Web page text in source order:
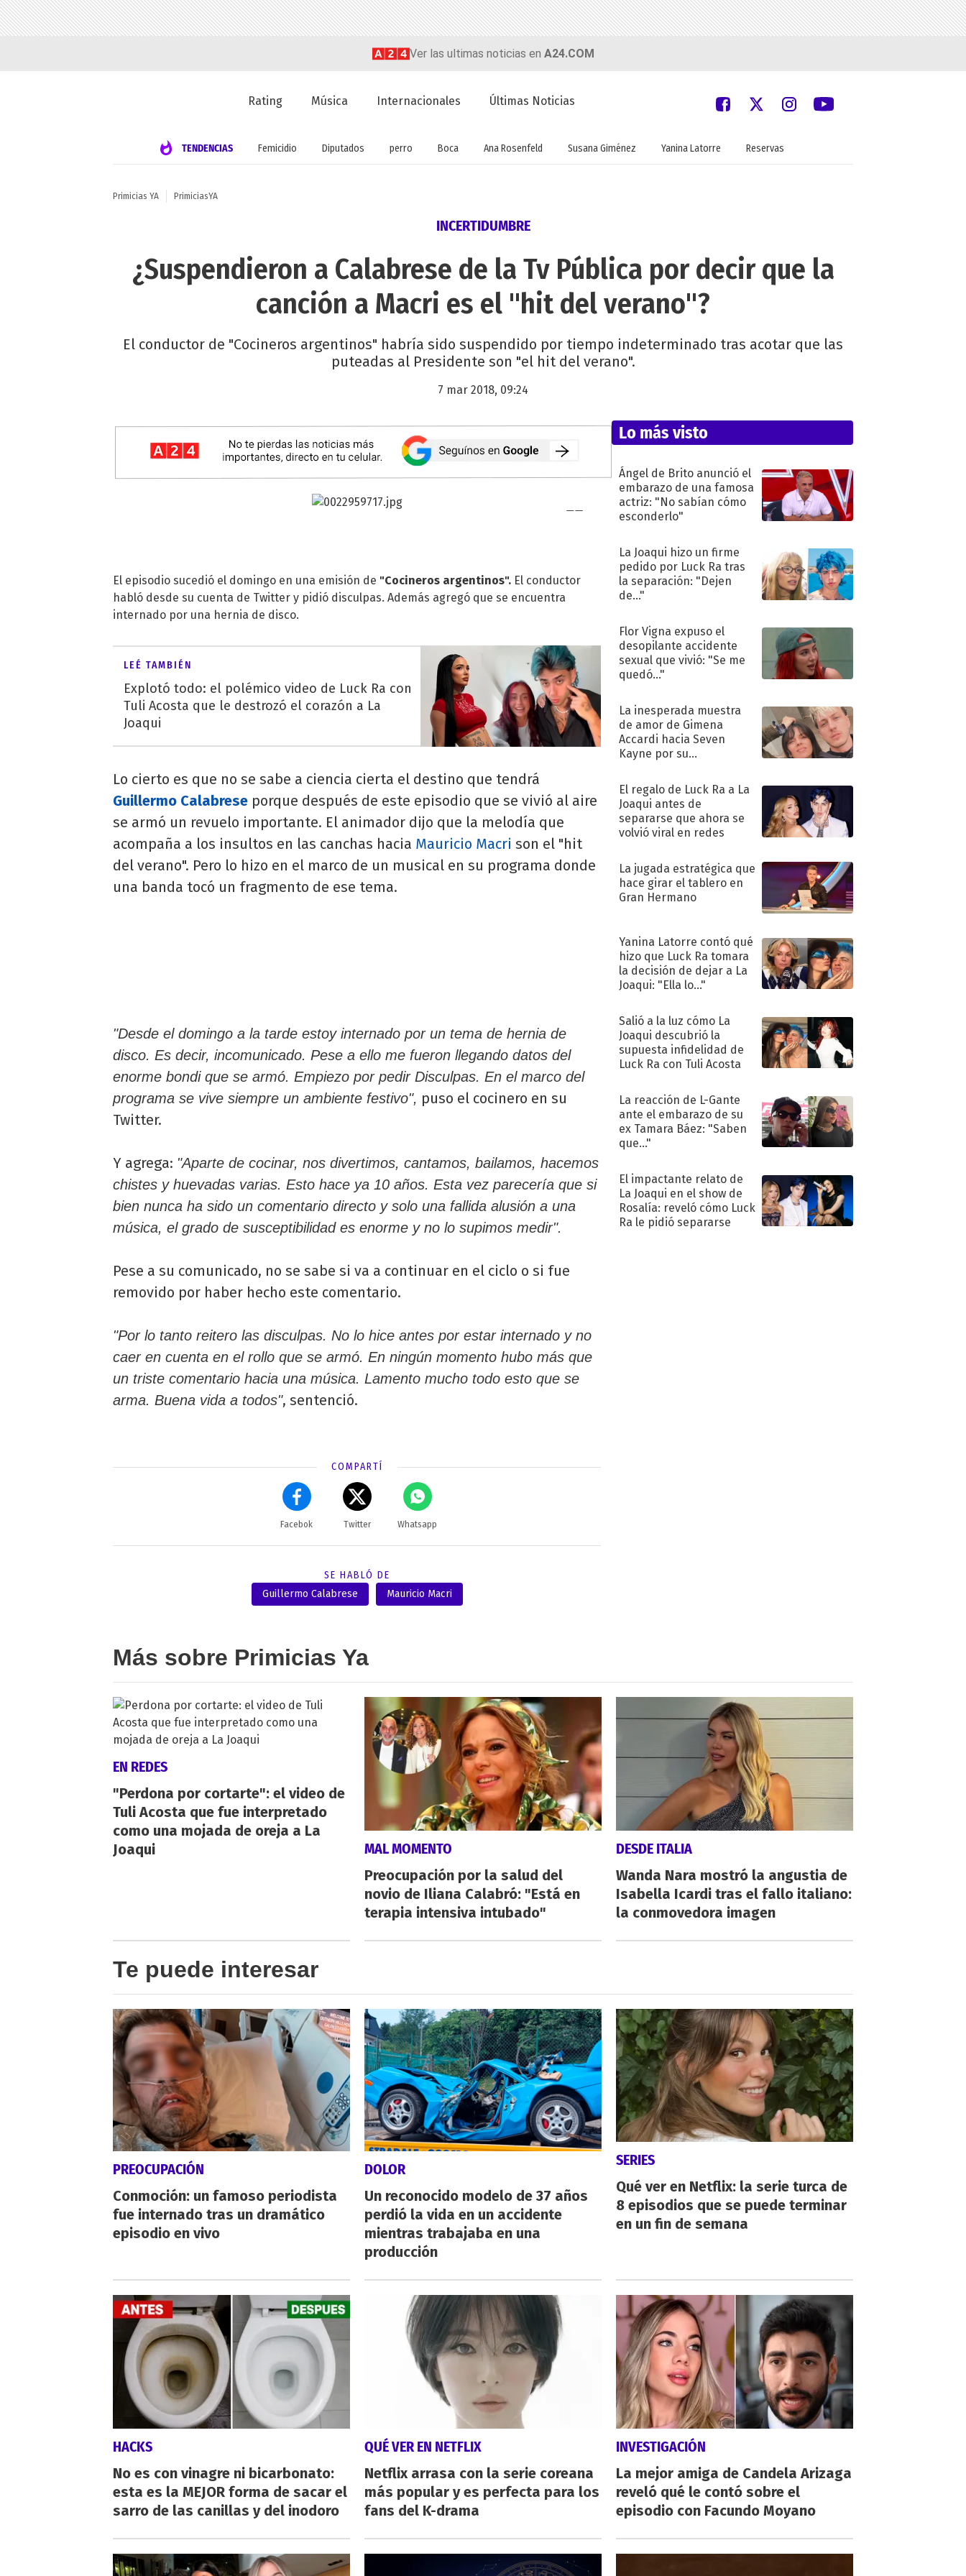
Ver las ultimas noticias en A24.COM
Rating Música Internacionales Últimas Noticias
TENDENCIAS Femicidio Diputados perro Boca Ana Rosenfeld Susana Giménez Yanina Latorre Reservas
Primicias YA PrimiciasYA
INCERTIDUMBRE
¿Suspendieron a Calabrese de la Tv Pública por decir que la
canción a Macri es el "hit del verano"?
El conductor de "Cocineros argentinos" habría sido suspendido por tiempo indeterminado tras acotar que las
puteadas al Presidente son "el hit del verano".
7 mar 2018, 09:24
El episodio sucedió el domingo en una emisión de "Cocineros argentinos". El conductor
habló desde su cuenta de Twitter y pidió disculpas. Además agregó que se encuentra
internado por una hernia de disco.
LEÉ TAMBIÉN
Explotó todo: el polémico video de Luck Ra con
Tuli Acosta que le destrozó el corazón a La
Joaqui
Lo cierto es que no se sabe a ciencia cierta el destino que tendrá
Guillermo Calabrese porque después de este episodio que se vivió al aire
se armó un revuelo importante. El animador dijo que la melodía que
acompaña a los insultos en las canchas hacia Mauricio Macri son el "hit
del verano". Pero lo hizo en el marco de un musical en su programa donde
una banda tocó un fragmento de ese tema.
"Desde el domingo a la tarde estoy internado por un tema de hernia de
disco. Es decir, incomunicado. Pese a ello me fueron llegando datos del
enorme bondi que se armó. Empiezo por pedir Disculpas. En el marco del
programa se vive siempre un ambiente festivo", puso el cocinero en su
Twitter.
Y agrega: "Aparte de cocinar, nos divertimos, cantamos, bailamos, hacemos
chistes y huevadas varias. Esto hace ya 10 años. Esta vez parecería que si
bien nunca ha sido un comentario directo y solo una fallida alusión a una
música, el grado de susceptibilidad es enorme y no lo supimos medir".
Pese a su comunicado, no se sabe si va a continuar en el ciclo o si fue
removido por haber hecho este comentario.
"Por lo tanto reitero las disculpas. No lo hice antes por estar internado y no
caer en cuenta en el rollo que se armó. En ningún momento hubo más que
un triste comentario hacia una música. Lamento mucho todo esto que se
arma. Buena vida a todos", sentenció.
COMPARTÍ
Facebok Twitter Whatsapp
SE HABLÓ DE
Guillermo Calabrese
Mauricio Macri
Lo más visto
Ángel de Brito anunció el
embarazo de una famosa
actriz: "No sabían cómo
esconderlo"
La Joaqui hizo un firme
pedido por Luck Ra tras
la separación: "Dejen
de..."
Flor Vigna expuso el
desopilante accidente
sexual que vivió: "Se me
quedó..."
La inesperada muestra
de amor de Gimena
Accardi hacia Seven
Kayne por su
El regalo de Luck Ra a La
Joaqui antes de
separarse que ahora se
volvió viral en redes
La jugada estratégica que
hace girar el tablero en
Gran Hermano
Yanina Latorre contó qué
hizo que Luck Ra tomara
la decisión de dejar a La
Joaqui: "Ella lo..."
Salió a la luz cómo La
Joaqui descubrió la
supuesta infidelidad de
Luck Ra con Tuli Acosta
La reacción de L-Gante
ante el embarazo de su
ex Tamara Báez: "Saben
que..."
El impactante relato de
La Joaqui en el show de
Rosalía: reveló cómo Luck
Ra le pidió separarse
Más sobre Primicias Ya
EN REDES
"Perdona por cortarte": el video de
Tuli Acosta que fue interpretado
como una mojada de oreja a La
Joaqui
MAL MOMENTO
Preocupación por la salud del
novio de Iliana Calabró: "Está en
terapia intensiva intubado"
DESDE ITALIA
Wanda Nara mostró la angustia de
Isabella Icardi tras el fallo italiano:
la conmovedora imagen
Te puede interesar
PREOCUPACIÓN
Conmoción: un famoso periodista
fue internado tras un dramático
episodio en vivo
DOLOR
Un reconocido modelo de 37 años
perdió la vida en un accidente
mientras trabajaba en una
producción
SERIES
Qué ver en Netflix: la serie turca de
8 episodios que se puede terminar
en un fin de semana
HACKS
No es con vinagre ni bicarbonato:
esta es la MEJOR forma de sacar el
sarro de las canillas y del inodoro
QUÉ VER EN NETFLIX
Netflix arrasa con la serie coreana
más popular y es perfecta para los
fans del K-drama
INVESTIGACIÓN
La mejor amiga de Candela Arizaga
reveló qué le contó sobre el
episodio con Facundo Moyano